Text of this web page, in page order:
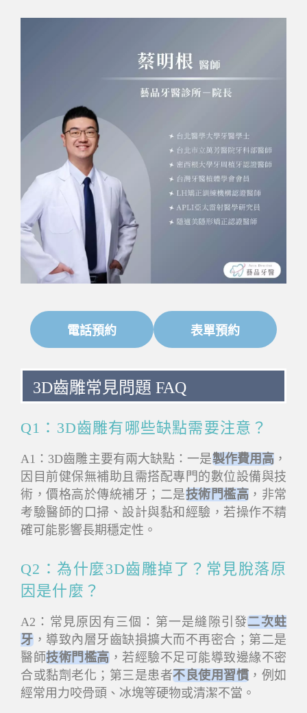
電話預約 表單預約
3D齒雕常見問題 FAQ
Q1：3D齒雕有哪些缺點需要注意？
A1：3D齒雕主要有兩大缺點：一是製作費用高 ，
因目前健保無補助且需搭配專門的數位設備與技
術，價格高於傳統補牙；二是技術門檻高 ，非常
考驗醫師的口掃、設計與黏和經驗，若操作不精
確可能影響長期穩定性。
Q2：為什麼3D齒雕掉了？常見脫落原
因是什麼？
A2：常見原因有三個：第一是縫隙引發二次蛀
牙，導致內層牙齒缺損擴大而不再密合；第二是
醫師技術門檻高，若經驗不足可能導致邊緣不密
合或黏劑老化；第三是患者不良使用習慣 ，例如
經常用力咬骨頭、冰塊等硬物或清潔不當。